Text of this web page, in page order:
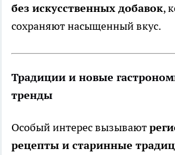
без искусственных добавок,
сохраняют насыщенный вкус.
Традиции и новые
тренды
Особый интерес вызывают
рецепты и старинные